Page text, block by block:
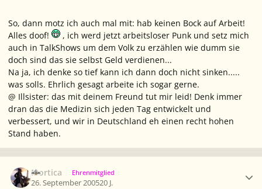
So, dann motz ich auch mal mit: hab keinen Bock auf Arbeit!
Alles doof!
, ich werd jetzt arbeitsloser Punk und setz mich
auch in TalkShows um dem Volk zu erzählen wie dumm sie
doch sind das sie selbst Geld verdienen...
Na ja, ich denke so tief kann ich dann doch nicht sinken.....
was solls. Ehrlich gesagt arbeite ich sogar gerne.
@ Illsister: das mit deinem Freund tut mir leid! Denk immer
dran das die Medizin sich jeden Tag entwickelt und
verbessert, und wir in Deutschland eh einen recht hohen
Stand haben.
Mortica Ehrenmitglied
26. September 200520 J.